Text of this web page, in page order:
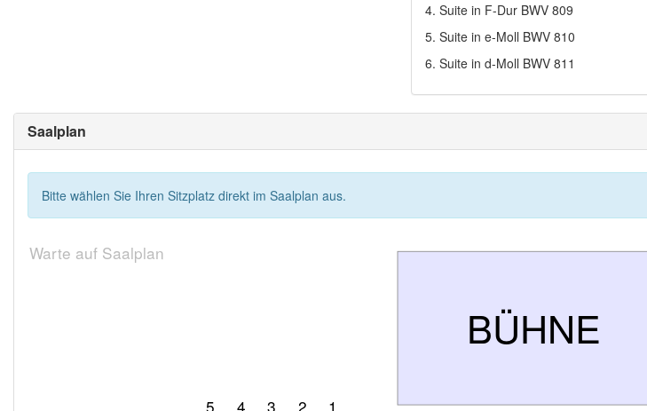
4. Suite in F-Dur BWV 809
5. Suite in e-Moll BWV 810
6. Suite in d-Moll BWV 811
Saalplan
Bitte wählen Sie Ihren Sitzplatz direkt im Saalplan aus.
Warte auf Saalplan
BÜHNE
1
2
3
4
5